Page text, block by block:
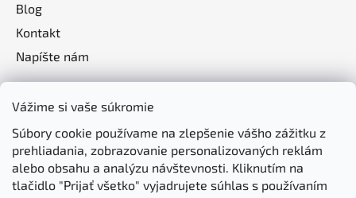
Vážime si vaše súkromie
Súbory cookie používame na zlepšenie vášho zážitku z
prehliadania, zobrazovanie personalizovaných reklám
alebo obsahu a analýzu návštevnosti. Kliknutím na
tlačidlo "Prijať všetko" vyjadrujete súhlas s používaním
Blog
Kontakt
Napíšte nám